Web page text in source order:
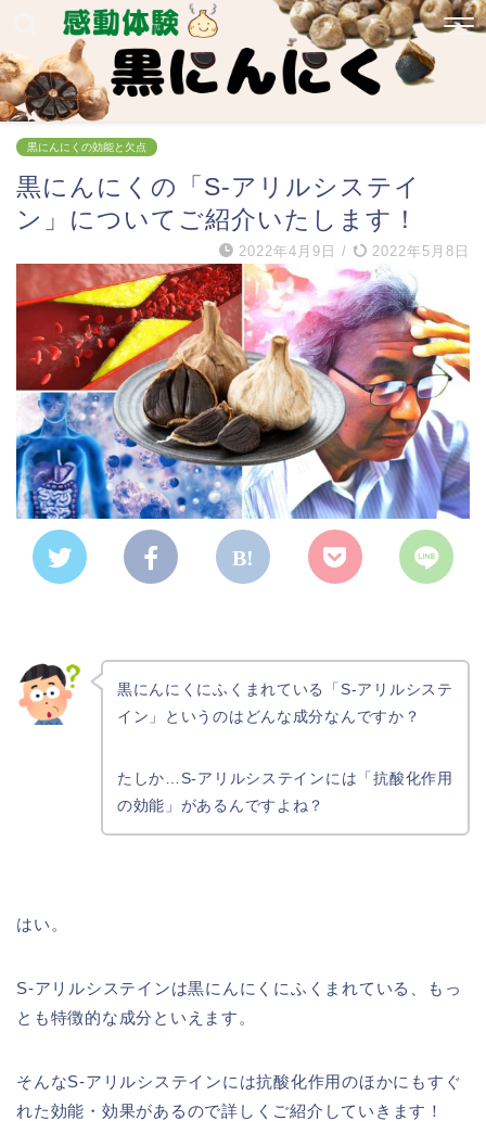
黒にんにくの効能と欠点
黒にんにくの「S-アリルシステイ
ン」についてご紹介いたします！
2022年4月9日 / 2022年5月8日
黒にんにくにふくまれている「S-アリルシステ
イン」というのはどんな成分なんですか？
たしか…S-アリルシステインには「抗酸化作用
の効能」があるんですよね？
はい。
S-アリルシステインは黒にんにくにふくまれている、もっ
とも特徴的な成分といえます。
そんなS-アリルシステインには抗酸化作用のほかにもすぐ
れた効能・効果があるので詳しくご紹介していきます！